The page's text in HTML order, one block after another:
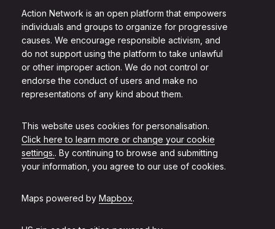
Action Network is an open platform that empowers
individuals and groups to organize for progressive
causes. We encourage responsible activism, and
do not support using the platform to take unlawful
or other improper action. We do not control or
endorse the conduct of users and make no
representations of any kind about them.
This website uses cookies for personalisation.
Click here to learn more or change your cookie
settings.. By continuing to browse and submitting
your information, you agree to our use of cookies.
Maps powered by Mapbox.